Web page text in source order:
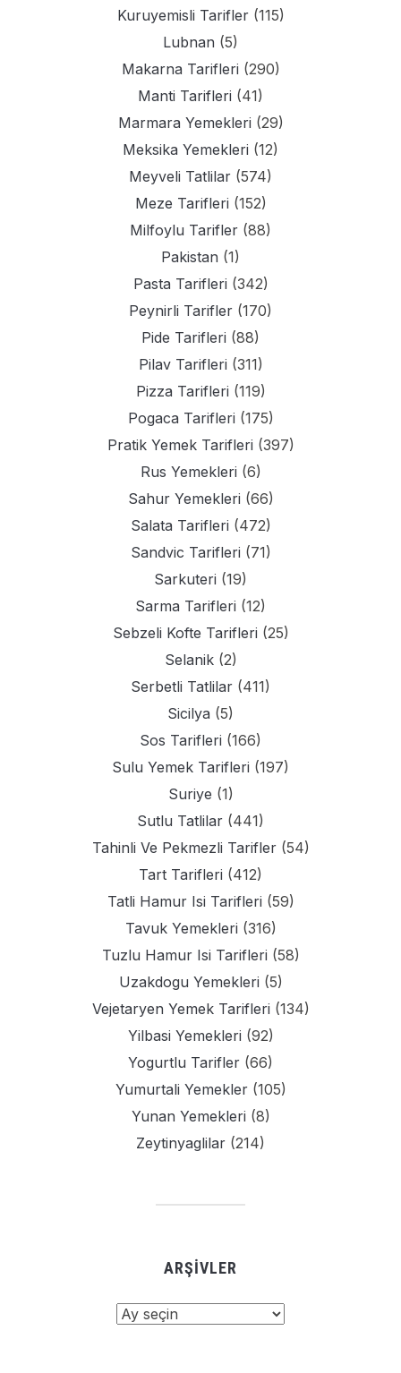
Kuruyemisli Tarifler(115)
Lubnan (5)
Makarna Tarifleri (290)
Manti Tarifleri (41)
Marmara Yemekleri (29)
Meksika Yemekleri (12)
Meyveli Tatlilar (574)
Meze Tarifleri (152)
Milfoylu Tarifler (88)
Pakistan (1)
Pasta Tarifleri (342)
Peynirli Tarifler (170)
Pide Tarifleri (88)
Pilav Tarifleri (311)
Pizza Tarifleri (119)
Pogaca Tarifleri (175)
Pratik Yemek Tarifleri (397)
Rus Yemekleri (6)
Sahur Yemekleri (66)
Salata Tarifleri (472)
Sandvic Tarifleri (71)
Sarkuteri (19)
Sarma Tarifleri (12)
Sebzeli Kofte Tarifleri (25)
Selanik(2)
Serbetli Tatlilar (411)
Sicilya (5)
Sos Tarifleri (166)
Sulu Yemek Tarifleri (197)
Suriye (1)
Sutlu Tatlilar (441)
Tahinli Ve Pekmezli Tarifler(54)
Tart Tarifleri (412)
Tatli Hamur Isi Tarifleri (59)
Tavuk Yemekleri (316)
Tuzlu Hamur Isi Tarifleri (58)
Uzakdogu Yemekleri (5)
Vejetaryen Yemek Tarifleri (134)
Yilbasi Yemekleri (92)
Yogurtlu Tarifler (66)
Yumurtali Yemekler(105)
Yunan Yemekleri (8)
Zeytinyaglilar (214)
ARŞIVLER